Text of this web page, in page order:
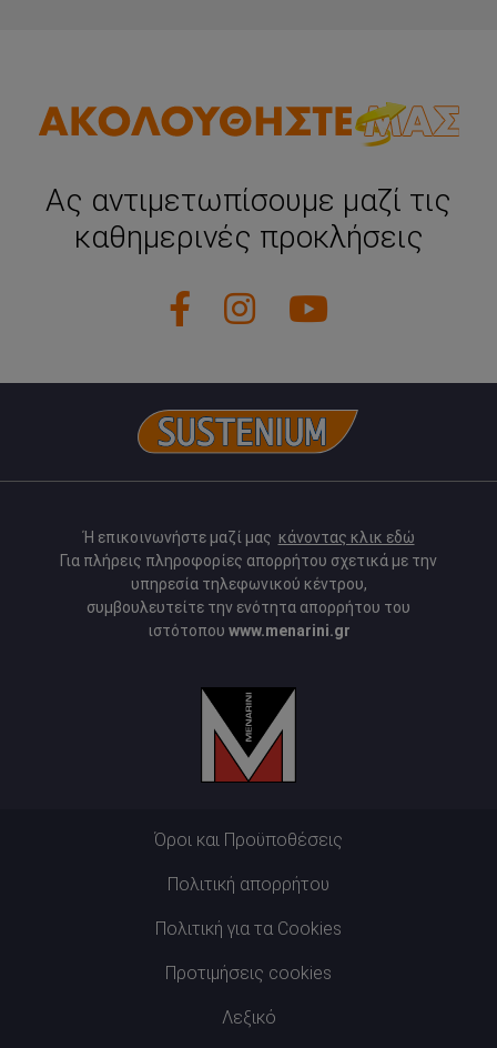
Ας αντιμετωπίσουμε μαζί τις
καθημερινές προκλήσεις
Ή επικοινωνήστε μαζί μας κάνοντας κλικ εδώ
Για πλήρεις πληροφορίες απορρήτου σχετικά με την
υπηρεσία τηλεφωνικού κέντρου,
συμβουλευτείτε την ενότητα απορρήτου του
ιστότοπου www.menarini.gr
Όροι και Προϋποθέσεις
Πολιτική απορρήτου
Πολιτική για τα Cookies
Προτιμήσεις cookies
Λεξικό